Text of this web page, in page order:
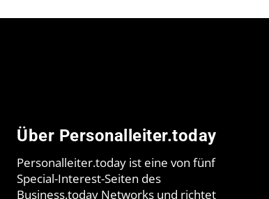
Über Personalleiter.today
Personalleiter.today ist eine von fünf
Special-Interest-Seiten des
Business.today Networks und richtet